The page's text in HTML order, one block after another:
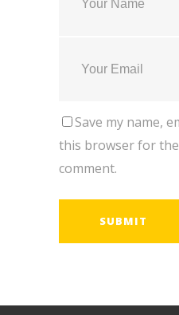
Save my name,
this browser for
comment.